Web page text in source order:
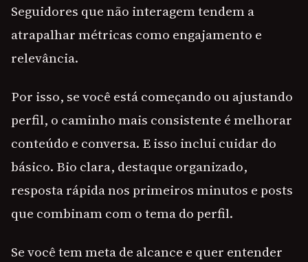
Seguidores que não interagem tendem a
atrapalhar métricas como engajamento e
relevância.
Por isso, se você está começando ou ajustando
perfil, o caminho mais consistente é melhorar
conteúdo e conversa. E isso inclui cuidar do
básico. Bio clara, destaque organizado,
resposta rápida nos primeiros minutos e posts
que combinam com o tema do perfil.
Se você tem meta de alcance e quer entender